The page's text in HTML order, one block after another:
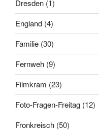
Dresden (1)
England (4)
Familie (30)
Fernweh (9)
Filmkram (23)
Foto-Fragen-Freitag (12)
Fronkreisch (50)